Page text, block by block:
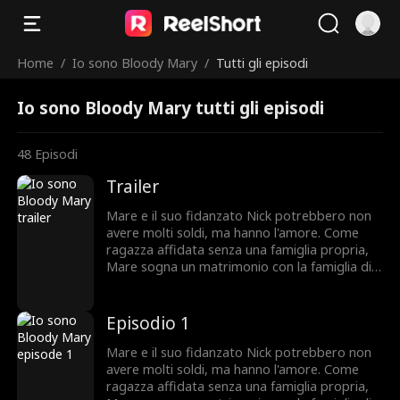
Home / Io sono Bloody Mary / Tutti gli episodi
Io sono Bloody Mary tutti gli episodi
48 Episodi
Trailer
Mare e il suo fidanzato Nick potrebbero non
avere molti soldi, ma hanno l'amore. Come
ragazza affidata senza una famiglia propria,
Mare sogna un matrimonio con la famiglia di
sua madre, invitando calorosamente Mare
nella ricca e misteriosa famiglia Thornwood. Si
offre persino di ospitare il matrimonio nella
loro grande tenuta. Ma la mattina della
cerimonia, una scoperta orribile infrange il
Episodio 1
Mare e il suo fidanzato Nick potrebbero non
avere molti soldi, ma hanno l'amore. Come
ragazza affidata senza una famiglia propria,